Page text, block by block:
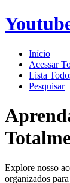
Início
Acessar
Lista
Pesquisar
Explore nosso
organizados